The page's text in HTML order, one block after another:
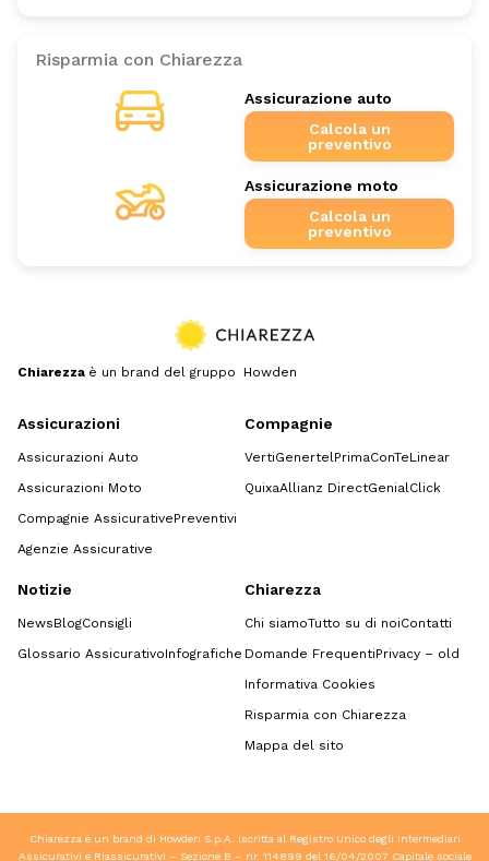
Risparmia con Chiarezza
Assicurazione auto
Calcola un
preventivo
Assicurazione moto
Calcola un
preventivo
Chiarezza è un brand del gruppo Howden
Assicurazioni
Assicurazioni Auto
Assicurazioni Moto
Compagnie AssicurativePreventivi
Agenzie Assicurative
Compagnie
VertiGenertelPrimaConTeLinear
QuixaAllianz DirectGenialClick
Notizie
NewsBlogConsigli
Glossario AssicurativoInfografiche
Chiarezza
Chi siamoTutto su di noiContatti
Domande FrequentiPrivacy – old
Informativa Cookies
Risparmia con Chiarezza
Mappa del sito
Chiarezza è un brand di Howden S.p.A. Iscritta al Registro Unico degli Intermediari
Assicurativi e Riassicurativi – Sezione B – nr. 114899 del 16/04/2007 Capitale sociale